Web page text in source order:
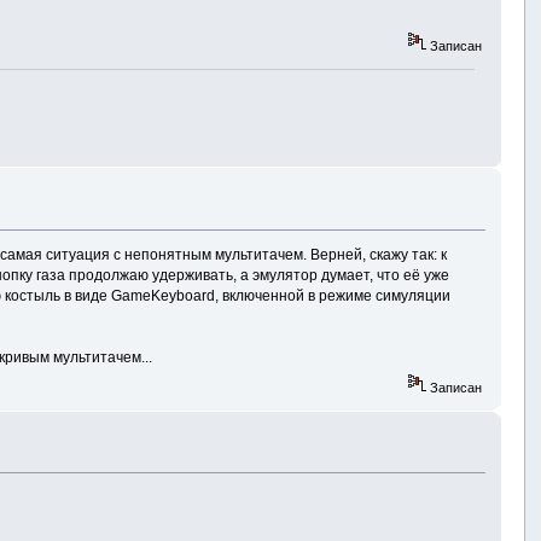
Записан
ситуация с непонятным мультитачем. Верней, скажу так: к
газа продолжаю удерживать, а эмулятор думает, что её уже
в виде GameKeyboard, включенной в режиме симуляции
мультитачем...
Записан